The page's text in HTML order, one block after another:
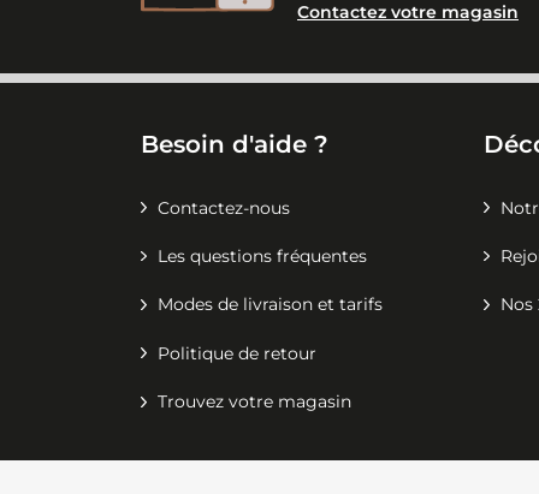
Contactez votre magasin
Besoin d'aide ?
Contactez-nous
Les questions fréquentes
Modes de livraison et tarifs
Politique de retour
Trouvez votre magasin
Nos